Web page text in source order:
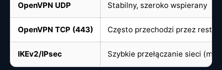
OpenVPN UDP Stabilny, szeroko wspierany
OpenVPN TCP (443) Często przechodzi przez
IKEv2/IPsec Szybkie przełączanie sieci